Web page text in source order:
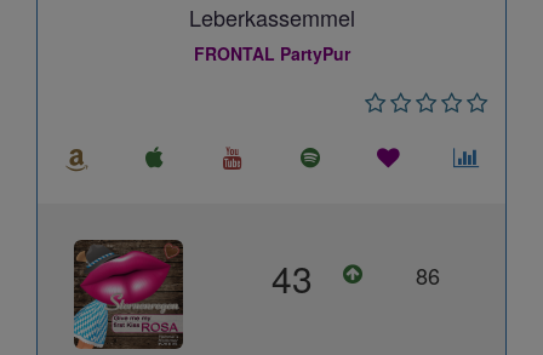
Leberkassemmel
FRONTAL PartyPur
43 86